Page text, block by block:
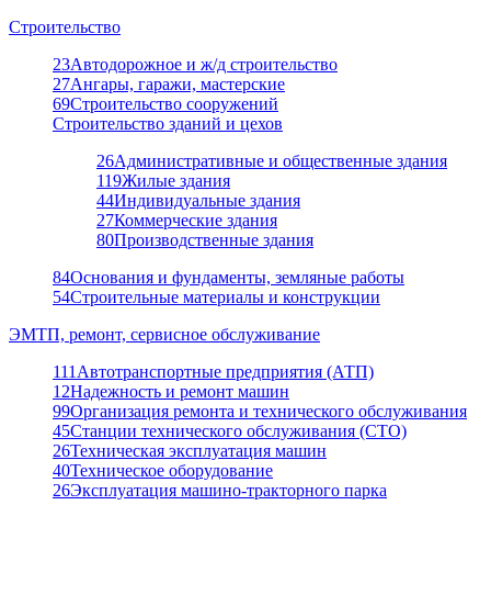
Строительство
23Автодорожное и ж/д строительство
27Ангары, гаражи, мастерские
69Строительство сооружений
Строительство зданий и цехов
26Административные и общественные здания
119Жилые здания
44Индивидуальные здания
27Коммерческие здания
80Производственные здания
84Основания и фундаменты, земляные работы
54Строительные материалы и конструкции
ЭМТП, ремонт, сервисное обслуживание
111 Автотранспортные предприятия (АТП)
12Надежность и ремонт машин
99Организация ремонта и технического обслуживания
45Станции технического обслуживания (СТО)
26Техническая эксплуатация машин
40Техническое оборудование
26Эксплуатация машино-тракторного парка